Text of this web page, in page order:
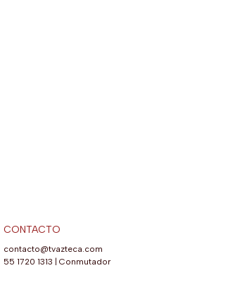
CONTACTO
contacto@tvazteca.com
55 1720 1313 | Conmutador